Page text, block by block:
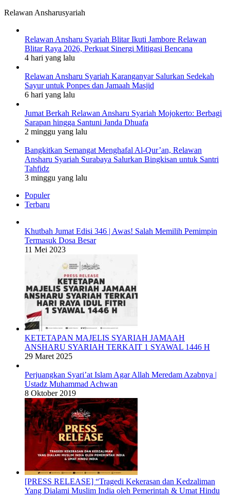
Relawan Ansharusyariah
Relawan Ansharu Syariah Blitar Ikuti Jambore Relawan
Blitar Raya 2026, Perkuat Sinergi Mitigasi Bencana
4 hari yang lalu
Relawan Ansharu Syariah Karanganyar Salurkan Sedekah
Sayur untuk Ponpes dan Jamaah Masjid
6 hari yang lalu
Jumat Berkah Relawan Ansharu Syariah Mojokerto: Berbagi
Sarapan hingga Santuni Janda Dhuafa
2 minggu yang lalu
Bangkitkan Semangat Menghafal Al-Qur’an, Relawan
Ansharu Syariah Surabaya Salurkan Bingkisan untuk Santri
Tahfidz
3 minggu yang lalu
Populer
Terbaru
Khutbah Jumat Edisi 346 | Awas! Salah Memilih Pemimpin
Termasuk Dosa Besar
11 Mei 2023
KETETAPAN MAJELIS SYARIAH JAMAAH
ANSHARU SYARIAH TERKAIT 1 SYAWAL 1446 H
29 Maret 2025
Perjuangkan Syari’at Islam Agar Allah Meredam Azabnya |
Ustadz Muhammad Achwan
8 Oktober 2019
[PRESS RELEASE] “Tragedi Kekerasan dan Kedzaliman
Yang Dialami Muslim India oleh Pemerintah & Umat Hindu